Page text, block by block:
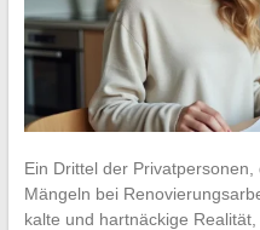
Ein Drittel der
Mängeln bei
kalte und hartnäckige